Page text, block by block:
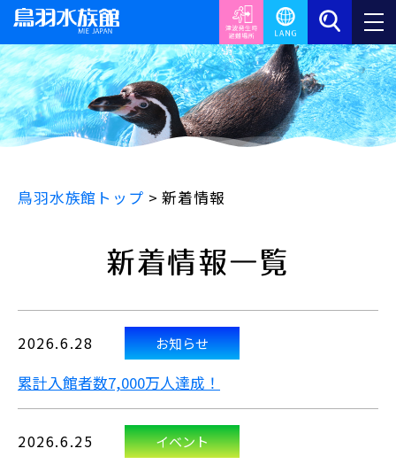
鳥羽水族館トップ >新着情報
新着情報一覧
2026.6.28 お知らせ
累計入館者数7,000万人達成！
2026.6.25 イベント